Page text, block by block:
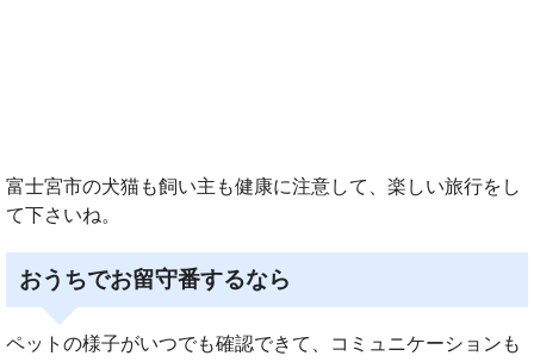
富士宮市の犬猫も飼い主も健康に注意して、楽しい旅行をし
て下さいね。
おうちでお留守番するなら
ペットの様子がいつでも確認できて、コミュニケーションも